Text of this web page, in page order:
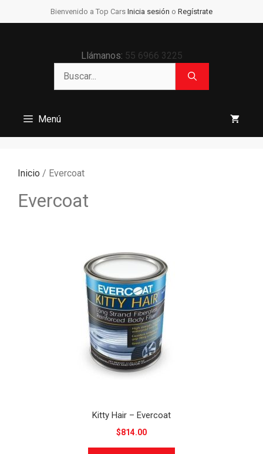
al
Bienvenido a Top Cars Inicia sesión o Regístrate
Llámanos: 55 6966 3225
Menú
Inicio / Evercoat
Evercoat
Kitty Hair – Evercoat
$814.00